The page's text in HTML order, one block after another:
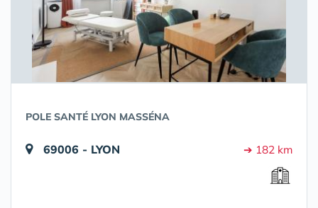
POLE SANTÉ LYON MASSÉNA
69006 - LYON ➔ 182 km